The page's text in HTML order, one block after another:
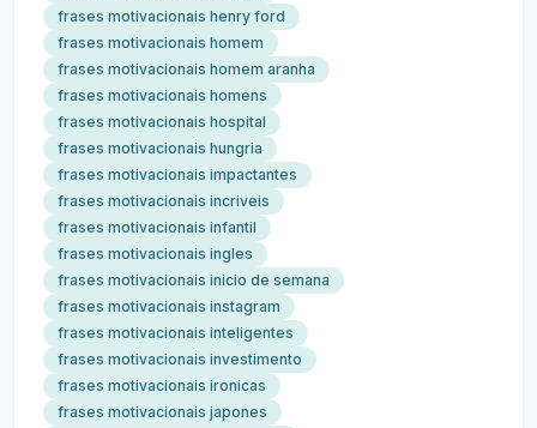
frases motivacionais henry ford
frases motivacionais homem
frases motivacionais homem aranha
frases motivacionais homens
frases motivacionais hospital
frases motivacionais hungria
frases motivacionais impactantes
frases motivacionais incriveis
frases motivacionais infantil
frases motivacionais ingles
frases motivacionais inicio de semana
frases motivacionais instagram
frases motivacionais inteligentes
frases motivacionais investimento
frases motivacionais ironicas
frases motivacionais japones